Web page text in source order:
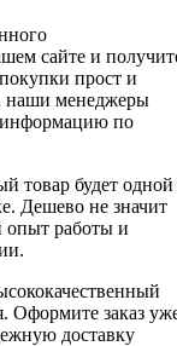
сайте и
прост и
наши менеджеры
информацию по
товар будет одной
Дешево не значит
опыт работы и
Оформите заказ
доставку